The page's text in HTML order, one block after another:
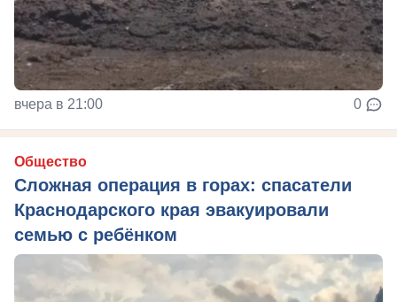
вчера в 21:00 0
Общество
Сложная операция в горах: спасатели
Краснодарского края эвакуировали
семью с ребёнком